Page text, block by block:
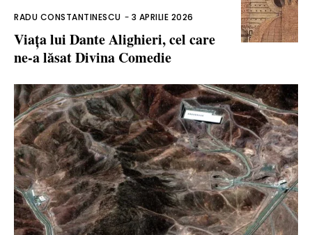
RADU CONSTANTINESCU - 3 APRILIE 2026
Viața lui Dante Alighieri, cel care
ne-a lăsat Divina Comedie